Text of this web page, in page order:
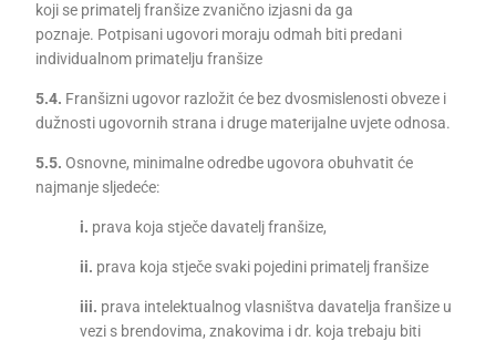
koji se primatelj franšize zvanično izjasni da ga
poznaje. Potpisani ugovori moraju odmah biti predani
individualnom primatelju franšize
5.4. Franšizni ugovor razložit će bez dvosmislenosti obveze i
dužnosti ugovornih strana i druge materijalne uvjete odnosa.
5.5. Osnovne, minimalne odredbe ugovora obuhvatit će
najmanje sljedeće:
i. prava koja stječe davatelj franšize,
ii. prava koja stječe svaki pojedini primatelj franšize
iii. prava intelektualnog vlasništva davatelja franšize u
vezi s brendovima, znakovima i dr. koja trebaju biti